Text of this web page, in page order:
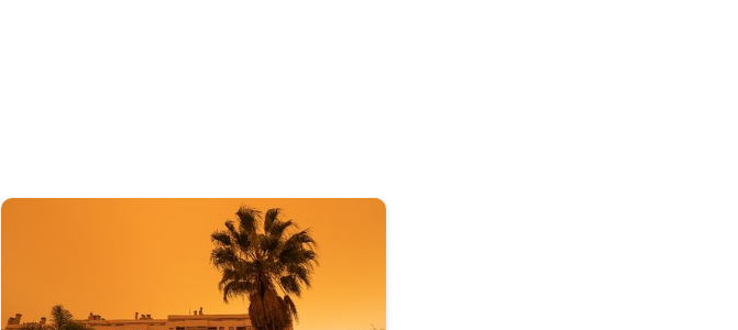
Que faire en cas de brume sèche ?. Qualité de l'air. . .